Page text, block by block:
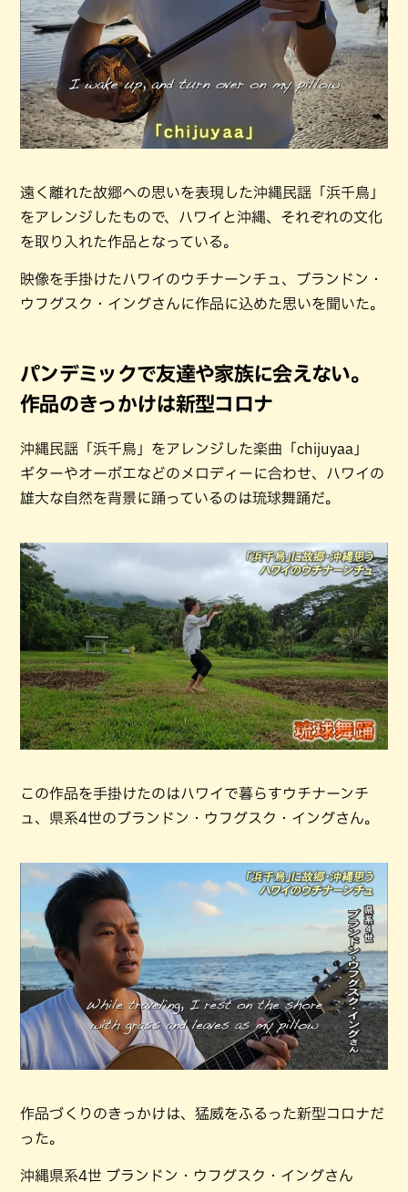
遠く離れた故郷への思いを表現した沖縄民謡「浜千鳥」
をアレンジしたもので、ハワイと沖縄、それぞれの文化
を取り入れた作品となっている。
映像を手掛けたハワイのウチナーンチュ、ブランドン・
ウフグスク・イングさんに作品に込めた思いを聞いた。
パンデミックで友達や家族に会えない。
作品のきっかけは新型コロナ
沖縄民謡「浜千鳥」をアレンジした楽曲「chijuyaa」
ギターやオーボエなどのメロディーに合わせ、ハワイの
雄大な自然を背景に踊っているのは琉球舞踊だ。
この作品を手掛けたのはハワイで暮らすウチナーンチ
ュ、県系4世のブランドン・ウフグスク・イングさん。
作品づくりのきっかけは、猛威をふるった新型コロナだ
った。
沖縄県系4世 ブランドン・ウフグスク・イングさん